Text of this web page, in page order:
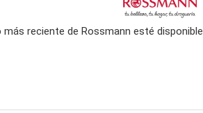
reciente de Rossmann esté disponible